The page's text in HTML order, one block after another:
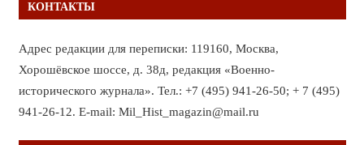
КОНТАКТЫ
Адрес редакции для переписки: 119160, Москва,
Хорошёвское шоссе, д. 38д, редакция «Военно-
исторического журнала». Тел.: +7 (495) 941-26-50; + 7 (495)
941-26-12. E-mail: Mil_Hist_magazin@mail.ru